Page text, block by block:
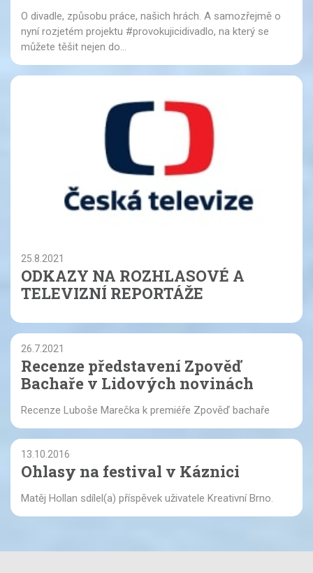
O divadle, způsobu práce, našich hrách. A samozřejmě o
nyní rozjetém projektu #provokujicidivadlo, na který se
můžete těšit nejen do...
25.8.2021
ODKAZY NA ROZHLASOVÉ A
TELEVIZNÍ REPORTÁŽE
26.7.2021
Recenze představení Zpověď
Bachaře v Lidových novinách
Recenze Luboše Marečka k premiéře Zpověď bachaře
13.10.2016
Ohlasy na festival v Káznici
Matěj Hollan sdílel(a) příspěvek uživatele Kreativní Brno.